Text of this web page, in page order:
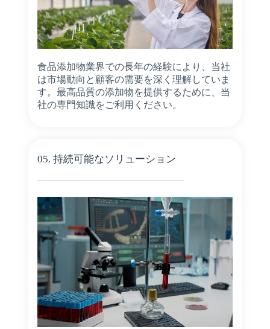
食品添加物業界での長年の経験により、当社
は市場動向と顧客の需要を深く理解していま
す。最高品質の添加物を提供するために、当
社の専門知識をご利用ください。
05. 持続可能なソリューション